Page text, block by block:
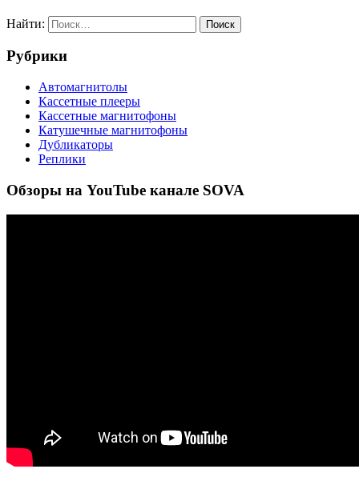
Найти:
Рубрики
Автомагнитолы
Кассетные плееры
Кассетные магнитофоны
Катушечные магнитофоны
Дубликаторы
Реплики
Обзоры на YouTube канале SOVA